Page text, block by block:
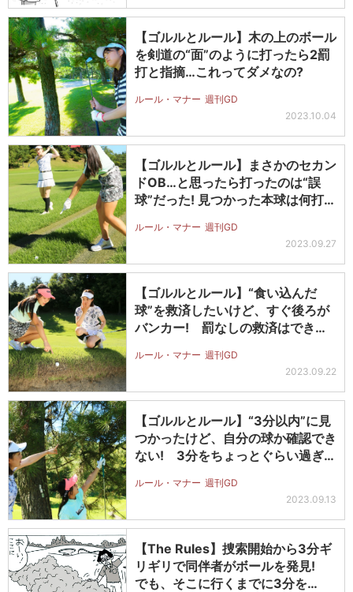
【ゴルルとルール】木の上のボール
を剣道の“面”のように打ったら2罰
打と指摘…これってダメなの?
ルール・マナー 週刊GD
2023.10.04
【ゴルルとルール】まさかのセカン
ドOB…と思ったら打ったのは“誤
球”だった! 見つかった本球は何打
ルール・マナー 週刊GD
2023.09.27
【ゴルルとルール】“食い込んだ
球”を救済したいけど、すぐ後ろが
バンカー! 罰なしの救済はできる?
ルール・マナー 週刊GD
2023.09.22
【ゴルルとルール】“3分以内”に見
つかったけど、自分の球か確認でき
ない! 3分をちょっとぐらい過ぎ
ルール・マナー 週刊GD
2023.09.13
【The Rules】捜索開始から3分ギ
リギリで同伴者がボールを発見!
でも、そこに行くまでに3分を…